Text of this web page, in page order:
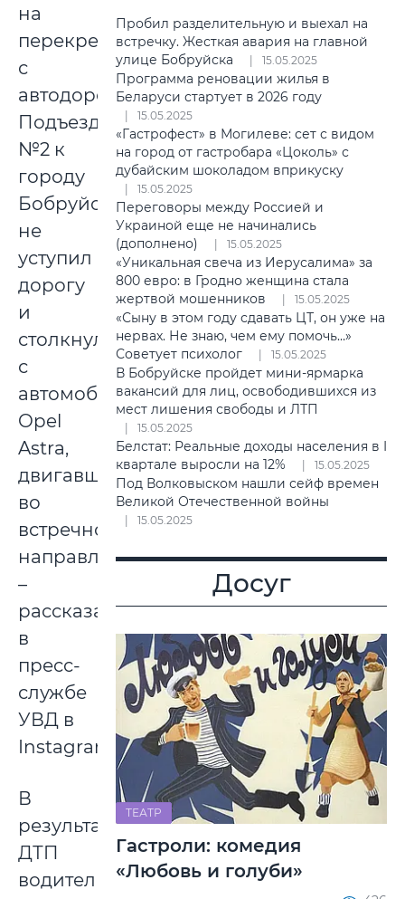
на
перекрестке
с
автодорогой
Подъезд
№2 к
городу
Бобруйску,
не
уступил
дорогу
и
столкнулся
с
автомобилем
Opel
Astra,
двигавшимся
во
встречном
направлении,
–
рассказали
в
пресс-
службе
УВД в
Instagram.
В
результате
ДТП
водитель
Пробил разделительную и выехал на
встречку. Жесткая авария на главной
улице Бобруйска
15.05.2025
Программа реновации жилья в
Беларуси стартует в 2026 году
15.05.2025
«Гастрофест» в Могилеве: сет с видом
на город от гастробара «Цоколь» с
дубайским шоколадом вприкуску
15.05.2025
Переговоры между Россией и
Украиной еще не начинались
(дополнено)
15.05.2025
«Уникальная свеча из Иерусалима» за
800 евро: в Гродно женщина стала
жертвой мошенников
15.05.2025
«Сыну в этом году сдавать ЦТ, он уже на
нервах. Не знаю, чем ему помочь…»
Советует психолог
15.05.2025
В Бобруйске пройдет мини-ярмарка
вакансий для лиц, освободившихся из
мест лишения свободы и ЛТП
15.05.2025
Белстат: Реальные доходы населения в I
квартале выросли на 12%
15.05.2025
Под Волковыском нашли сейф времен
Великой Отечественной войны
15.05.2025
Досуг
ТЕАТР
Гастроли: комедия
«Любовь и голуби»